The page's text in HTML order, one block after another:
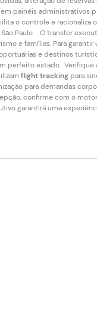
painéis administrativos
o controle e racionaliza
Paulo O transfer
e famílias. Para
e destinos
perfeito estado. Verifique
flight tracking para
para demandas
confirme com o
garantirá uma